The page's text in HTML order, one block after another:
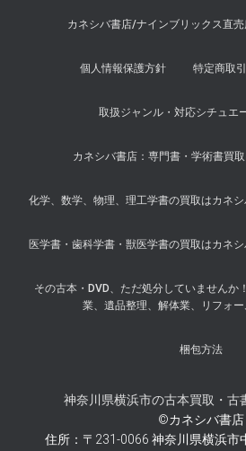
カネシバ書店/ナインブリックス直売
個人情報保護方針 特定商取
取扱ジャンル・対応シチュエ
カネシバ書店：専門書・学術書買
化学、数学、物理、理工学書の買取はカネ
医学書・歯科学書・獣医学書の買取はカネ
その古本・DVD、ただ処分していませんか
業、遺品整理、解体業、リフォー
梱包方法
神奈川県横浜市の古本買取・古
©カネシバ書店
住所：〒231-0066 神奈川県横浜市